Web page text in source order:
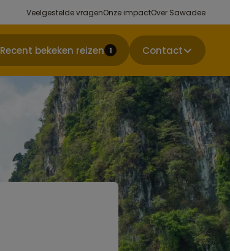
Veelgestelde vragenOnze impactOver Sawadee
Recent bekeken reizen 1 Contact